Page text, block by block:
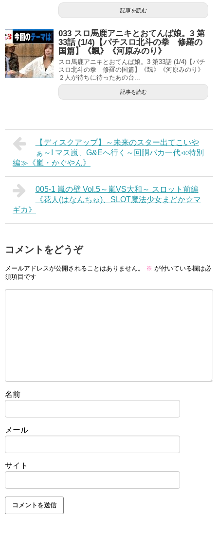
記事を読む
033 スロ馬鹿アニキとおてんば娘。3 第
33話 (1/4)【パチスロ北斗の拳 修羅の
国篇】《飄》《河原みのり》
スロ馬鹿アニキとおてんば娘。3 第33話 (1/4)【パチ
スロ北斗の拳 修羅の国篇】《飄》《河原みのり》
２人が待ちに待ったあの台...
記事を読む
【ディスクアップ】～未来のスター出てこいや
ぁ～! マス嵐、G&Eへ行く～回胴バカ一代≪特別
編≫《嵐・かぐやん》
005-1 嵐の壁 Vol.5～嵐VS大和～ スロット前編
《花人(はなんちゅ)、SLOT魔法少女まどか☆マ
ギカ》
コメントをどうぞ
メールアドレスが公開されることはありません。 ※ が付いている欄は必
須項目です
名前
メール
サイト